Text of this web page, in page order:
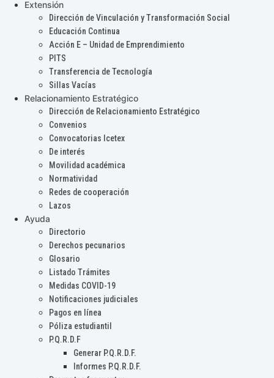
Extensión
Dirección de Vinculación y Transformación Social
Educación Continua
Acción E – Unidad de Emprendimiento
PITS
Transferencia de Tecnología
Sillas Vacías
Relacionamiento Estratégico
Dirección de Relacionamiento Estratégico
Convenios
Convocatorias Icetex
De interés
Movilidad académica
Normatividad
Redes de cooperación
Lazos
Ayuda
Directorio
Derechos pecunarios
Glosario
Listado Trámites
Medidas COVID-19
Notificaciones judiciales
Pagos en línea
Póliza estudiantil
P.Q.R.D.F
Generar P.Q.R.D.F.
Informes P.Q.R.D.F.